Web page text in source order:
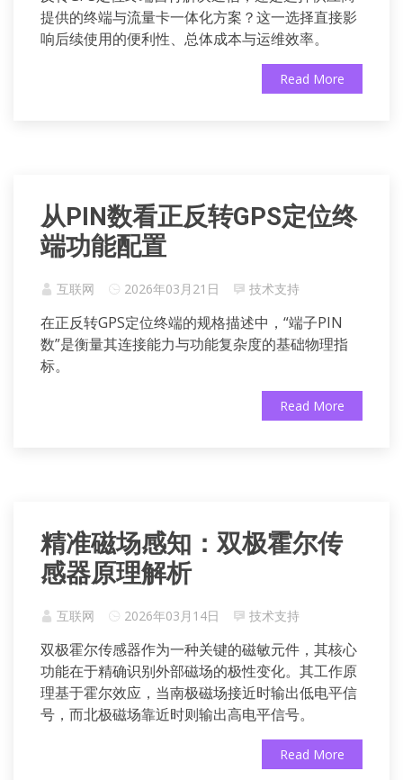
提供的终端与流量卡一体化方案？这一选择直接影
响后续使用的便利性、总体成本与运维效率。
Read More
从PIN数看正反转GPS定位终
端功能配置
互联网 2026年03月21日 技术支持
在正反转GPS定位终端的规格描述中，“端子PIN
数”是衡量其连接能力与功能复杂度的基础物理指
标。
Read More
精准磁场感知：双极霍尔传
感器原理解析
互联网 2026年03月14日 技术支持
双极霍尔传感器作为一种关键的磁敏元件，其核心
功能在于精确识别外部磁场的极性变化。其工作原
理基于霍尔效应，当南极磁场接近时输出低电平信
号，而北极磁场靠近时则输出高电平信号。
Read More